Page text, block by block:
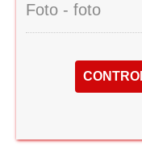
Foto - foto